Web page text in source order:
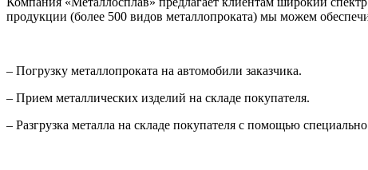
продукции (более 500 видов металлопроката) мы можем
– Погрузку металлопроката на автомобили заказчика.
– Прием металлических изделий на складе покупателя.
– Разгрузка металла на складе покупателя с помощью